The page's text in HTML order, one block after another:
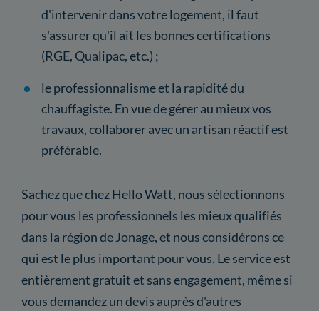
d'intervenir dans votre logement, il faut
s'assurer qu'il ait les bonnes certifications
(RGE, Qualipac, etc.) ;
le professionnalisme et la rapidité du
chauffagiste. En vue de gérer au mieux vos
travaux, collaborer avec un artisan réactif est
préférable.
Sachez que chez Hello Watt, nous sélectionnons
pour vous les professionnels les mieux qualifiés
dans la région de Jonage, et nous considérons ce
qui est le plus important pour vous. Le service est
entièrement gratuit et sans engagement, même si
vous demandez un devis auprès d'autres